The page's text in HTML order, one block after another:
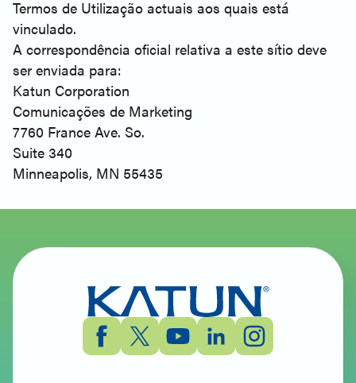
Termos de Utilização actuais aos quais está
vinculado.
A correspondência oficial relativa a este sítio deve
ser enviada para:
Katun Corporation
Comunicações de Marketing
7760 France Ave. So.
Suite 340
Minneapolis, MN 55435